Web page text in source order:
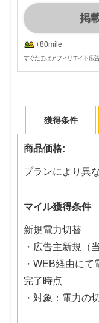
掲
+80mile
すぐたまはアフィリエイト広
獲得条件
商品価格:
プランにより異
マイル獲得条件
新規電力切替
・広告主新規（
・WEB経由に
完了時点
・対象：電力の